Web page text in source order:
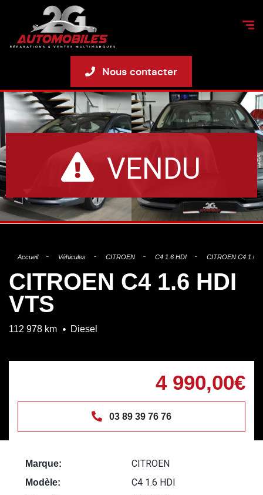
Nous contacter
VENDU
Accueil Véhicules CITROEN C4 1.6 HDI CITROEN C4 1.6
CITROEN C4 1.6 HDI
VTS
112 978 km Diesel
4 990,00€
03 89 39 76 76
Marque: CITROEN
Modèle: C4 1.6 HDI